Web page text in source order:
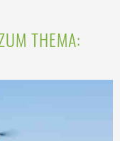
THEMA: